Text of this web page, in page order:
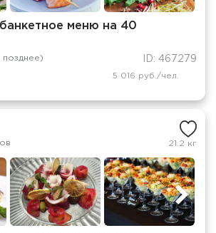
банкетное меню на 40
позднее) ID: 467279
5 016 руб./чел.
21.2 кг